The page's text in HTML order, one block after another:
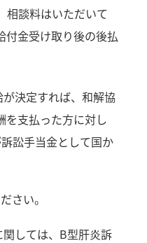
相談料はいただいて
付金受け取り後の後払
決定すれば、和解協
を支払った方に対し
訟手当金として国か
さい。
しては、B型肝炎訴